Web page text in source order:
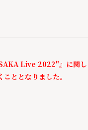
Live 2022"』に関し
ととなりました。